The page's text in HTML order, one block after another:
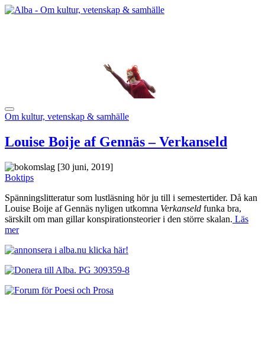
Om kultur, vetenskap & samhälle
Louise Boije af Gennäs – Verkanseld
[30 juni, 2019]
Boktips
Spänningslitteratur som lustläsning hör ju till i semestertider. Då kan
Louise Boije af Gennäs nyligen utkomna Verkanseld funka bra,
särskilt om man gillar konspirationsteorier i den större skalan. Läs
mer